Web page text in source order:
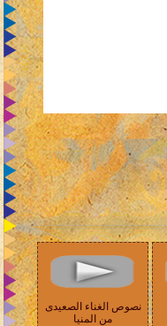
نصوص الغناء الصعيدى
من المنيا